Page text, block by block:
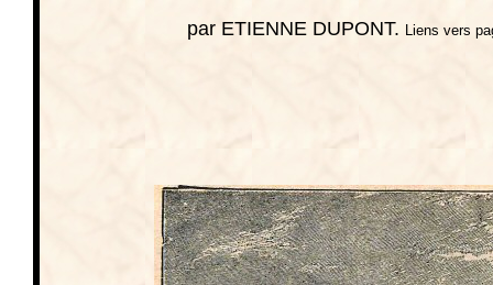
par ETIENNE DUPONT. Liens vers